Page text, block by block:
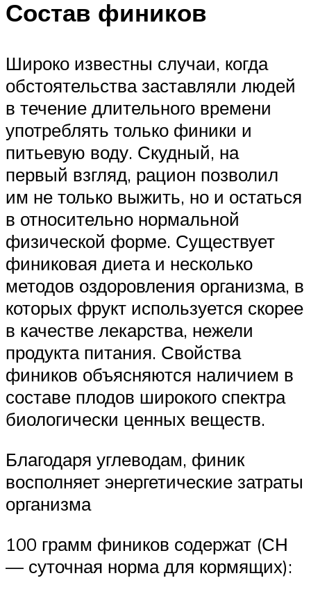
Состав фиников
Широко известны случаи, когда
обстоятельства заставляли людей
в течение длительного времени
употреблять только финики и
питьевую воду. Скудный, на
первый взгляд, рацион позволил
им не только выжить, но и остаться
в относительно нормальной
физической форме. Существует
финиковая диета и несколько
методов оздоровления организма, в
которых фрукт используется скорее
в качестве лекарства, нежели
продукта питания. Свойства
фиников объясняются наличием в
составе плодов широкого спектра
биологически ценных веществ.
Благодаря углеводам, финик
восполняет энергетические затраты
организма
100 грамм фиников содержат (СН
— суточная норма для кормящих):